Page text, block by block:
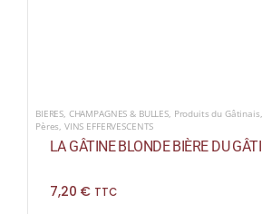
BIERES, CHAMPAGNES & BULLES, Produits du Gâtinais
Pères, VINS EFFERVESCENTS
LA GÂTINE BLONDE BIÈRE DU
7,20 € TTC